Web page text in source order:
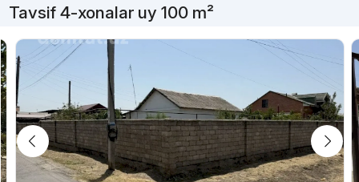
Tavsif 4-xonalar uy 100 m²